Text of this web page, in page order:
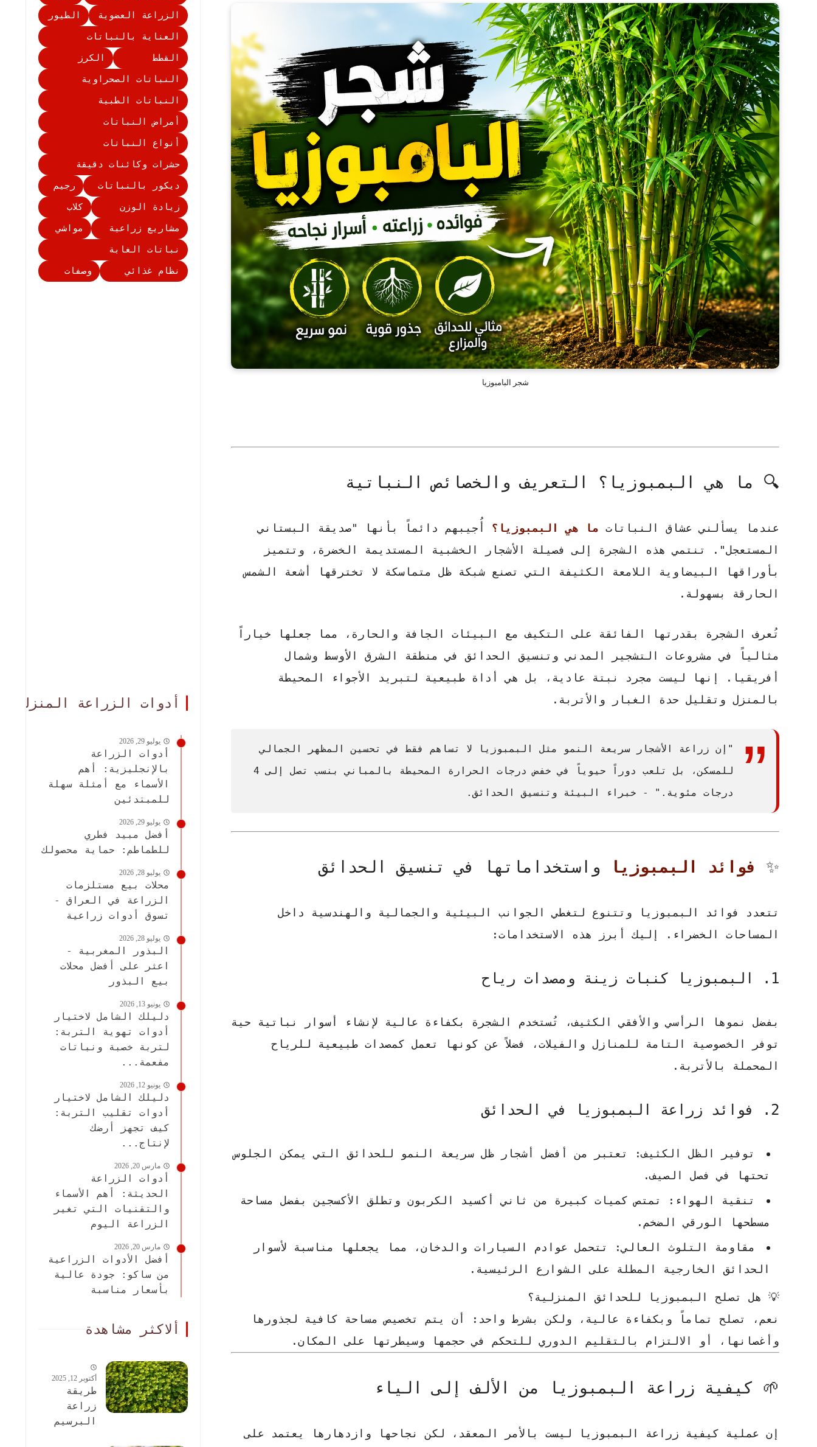
شجر البامبوزيا
🔍 ما هي البمبوزيا؟ التعريف والخصائص النباتية
عندما يسألني عشاق النباتات ما هي البمبوزيا؟ أُجيبهم دائماً بأنها "صديقة البستاني
المستعجل". تنتمي هذه الشجرة إلى فصيلة الأشجار الخشبية المستديمة الخضرة، وتتميز
بأوراقها البيضاوية اللامعة الكثيفة التي تصنع شبكة ظل متماسكة لا تخترقها أشعة الشمس
الحارقة بسهولة.
تُعرف الشجرة بقدرتها الفائقة على التكيف مع البيئات الجافة والحارة، مما جعلها خياراً
مثالياً في مشروعات التشجير المدني وتنسيق الحدائق في منطقة الشرق الأوسط وشمال
أفريقيا. إنها ليست مجرد نبتة عادية، بل هي أداة طبيعية لتبريد الأجواء المحيطة
بالمنزل وتقليل حدة الغبار والأتربة.
"إن زراعة الأشجار سريعة النمو مثل البمبوزيا لا تساهم فقط في تحسين المظهر الجمالي
للمسكن، بل تلعب دوراً حيوياً في خفض درجات الحرارة المحيطة بالمباني بنسب تصل إلى 4
درجات مئوية." - خبراء البيئة وتنسيق الحدائق.
✨ فوائد البمبوزيا واستخداماتها في تنسيق الحدائق
تتعدد فوائد البمبوزيا
وتتنوع لتغطي الجوانب البيئية والجمالية والهندسية داخل
المساحات الخضراء. إليك أبرز هذه الاستخدامات:
1. البمبوزيا كنبات زينة ومصدات رياح
بفضل نموها الرأسي والأفقي الكثيف، تُستخدم الشجرة بكفاءة عالية لإنشاء أسوار نباتية حية
توفر الخصوصية التامة للمنازل والفيلات، فضلاً عن كونها تعمل كمصدات طبيعية للرياح
المحملة بالأتربة.
2. فوائد زراعة البمبوزيا في الحدائق
توفير الظل الكثيف: تعتبر من أفضل أشجار ظل سريعة النمو للحدائق التي يمكن الجلوس
تحتها في فصل الصيف.
تنقية الهواء:
تمتص كميات كبيرة من ثاني أكسيد الكربون وتطلق الأكسجين بفضل مساحة
مسطحها الورقي الضخم.
مقاومة التلوث العالي:
تتحمل عوادم السيارات والدخان، مما يجعلها مناسبة لأسوار
الحدائق الخارجية المطلة على الشوارع الرئيسية.
💡 هل تصلح البمبوزيا للحدائق المنزلية؟
نعم، تصلح تماماً وبكفاءة عالية، ولكن بشرط واحد: أن يتم تخصيص مساحة كافية لجذورها
وأغصانها، أو الالتزام بالتقليم الدوري للتحكم في حجمها وسيطرتها على المكان.
🌱 كيفية زراعة البمبوزيا من الألف إلى الياء
إن عملية كيفية زراعة البمبوزيا ليست بالأمر المعقد، لكن نجاحها وازدهارها يعتمد على
الزراعة العضوية
الطيور
العناية بالنباتات
القطط
الكرز
النباتات الصحراوية
النباتات الطبية
أمراض النباتات
أنواع النباتات
حشرات وكائنات دقيقة
ديكور بالنباتات
رجيم
زيادة الوزن
كلاب
مشاريع زراعية
مواشي
نباتات الغابة
نظام غذائي
وصفات
أدوات الزراعة المنزلية
يوليو 29, 2026
أدوات الزراعة
بالإنجليزية: أهم
الأسماء مع أمثلة سهلة
للمبتدئين
يوليو 29, 2026
أفضل مبيد فطري
للطماطم: حماية محصولك
يوليو 28, 2026
محلات بيع مستلزمات
الزراعة في العراق -
تسوق أدوات زراعية
يوليو 28, 2026
البذور المغربية -
اعثر على أفضل محلات
بيع البذور
يونيو 13, 2026
دليلك الشامل لاختيار
أدوات تهوية التربة:
لتربة خصبة ونباتات
مفعمة...
يونيو 12, 2026
دليلك الشامل لاختيار
أدوات تقليب التربة:
كيف تجهز أرضك
لإنتاج...
مارس 20, 2026
أدوات الزراعة
الحديثة: أهم الأسماء
والتقنيات التي تغير
الزراعة اليوم
مارس 20, 2026
أفضل الأدوات الزراعية
من ساكو: جودة عالية
بأسعار مناسبة
ألاكثر مشاهدة
أكتوبر 12, 2025
طريقة
زراعة
البرسيم